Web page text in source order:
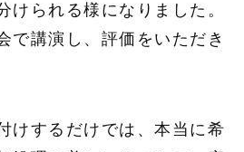
けられる様になりました。
で講演し、評価をいただき
けするだけでは、本当に希